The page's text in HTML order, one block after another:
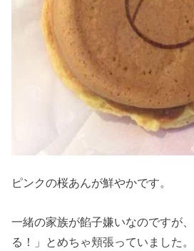
ピンクの桜あんが鮮やかです。
一緒の家族が餡子嫌いなのですが
る！」とめちゃ頬張っていました。